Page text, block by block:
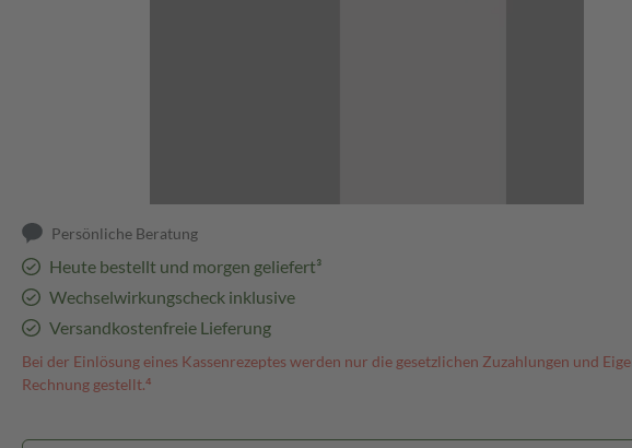
Persönliche Beratung
Heute bestellt und morgen geliefert³
Wechselwirkungscheck inklusive
Versandkostenfreie Lieferung
Bei der Einlösung eines Kassenrezeptes werden nur die gesetzlichen Zuzahlungen und
Rechnung gestellt.⁴